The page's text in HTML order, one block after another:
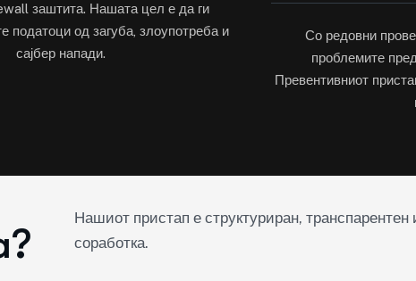
заштита. Нашата цел е да ги
податоци од загуба, злоупотреба и
сајбер напади.
Со редовни
проблемите
Превентивниот
Нашиот пристап е структуриран, транспарентен
соработка.